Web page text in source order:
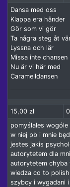
Dansa med oss
Klappa era händer
Gör som vi gör
Ta några steg åt
Lyssna och lär
Missa inte chansen
Nu är vi här med
Caramelldansen
15,00 zł
pomyślałes
w niej pb i mnie
jestes jakis
autorytetem dla
autorytetem chyba
wiedza co to
szybcy i wygadani